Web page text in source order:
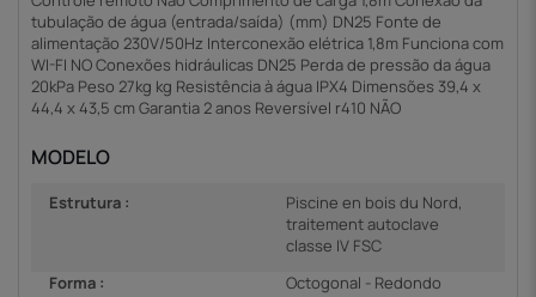
tubulação de água (entrada/saída) (mm) DN25 Fonte de
alimentação 230V/50Hz Interconexão elétrica 1,8m Funciona com
WI-FI NO Conexões hidráulicas DN25 Perda de pressão da água
20kPa Peso 27kg kg Resistência à água IPX4 Dimensões 39,4 x
44,4 x 43,5 cm Garantia 2 anos Reversível r410 NÃO
MODELO
Estrutura :
Piscine en bois du Nord,
traitement autoclave
classe IV FSC
Forma :
Octogonal - Redondo